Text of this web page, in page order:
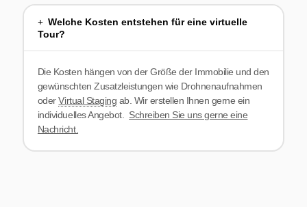
Welche Kosten entstehen für eine virtuelle
Tour?
Die Kosten hängen von der Größe der Immobilie und den
gewünschten Zusatzleistungen wie Drohnenaufnahmen
oderVirtual Staging ab. Wir erstellen Ihnen gerne ein
individuelles Angebot. Schreiben Sie uns gerne eine
Nachricht.